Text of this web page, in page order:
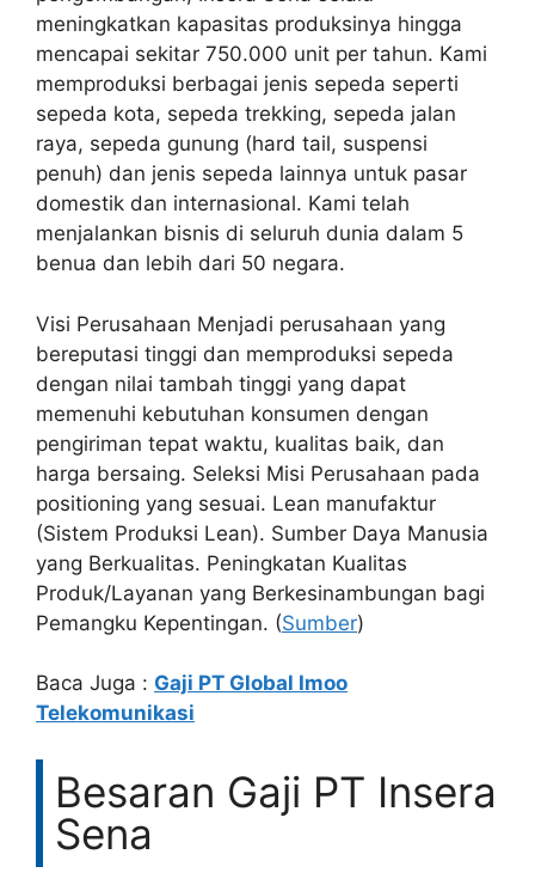
meningkatkan kapasitas produksinya hingga
mencapai sekitar 750.000 unit per tahun. Kami
memproduksi berbagai jenis sepeda seperti
sepeda kota, sepeda trekking, sepeda jalan
raya, sepeda gunung (hard tail, suspensi
penuh) dan jenis sepeda lainnya untuk pasar
domestik dan internasional. Kami telah
menjalankan bisnis di seluruh dunia dalam 5
benua dan lebih dari 50 negara.
Visi Perusahaan Menjadi perusahaan yang
bereputasi tinggi dan memproduksi sepeda
dengan nilai tambah tinggi yang dapat
memenuhi kebutuhan konsumen dengan
pengiriman tepat waktu, kualitas baik, dan
harga bersaing. Seleksi Misi Perusahaan pada
positioning yang sesuai. Lean manufaktur
(Sistem Produksi Lean). Sumber Daya Manusia
yang Berkualitas. Peningkatan Kualitas
Produk/Layanan yang Berkesinambungan bagi
Pemangku Kepentingan. (Sumber)
Baca Juga : Gaji PT Global Imoo
Telekomunikasi
Besaran Gaji PT Insera
Sena